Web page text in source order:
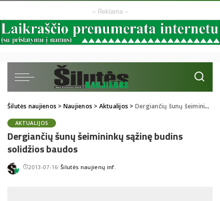
– Reklama –
Šilutės naujienos > Naujienos > Aktualijos > Dergiančių šunų šeimininkų sąžinę budins solidžios baudos
AKTUALIJOS
Dergiančių šunų šeimininkų sąžinę budins
solidžios baudos
2013-07-16Posted
Šilutės naujienų inf.